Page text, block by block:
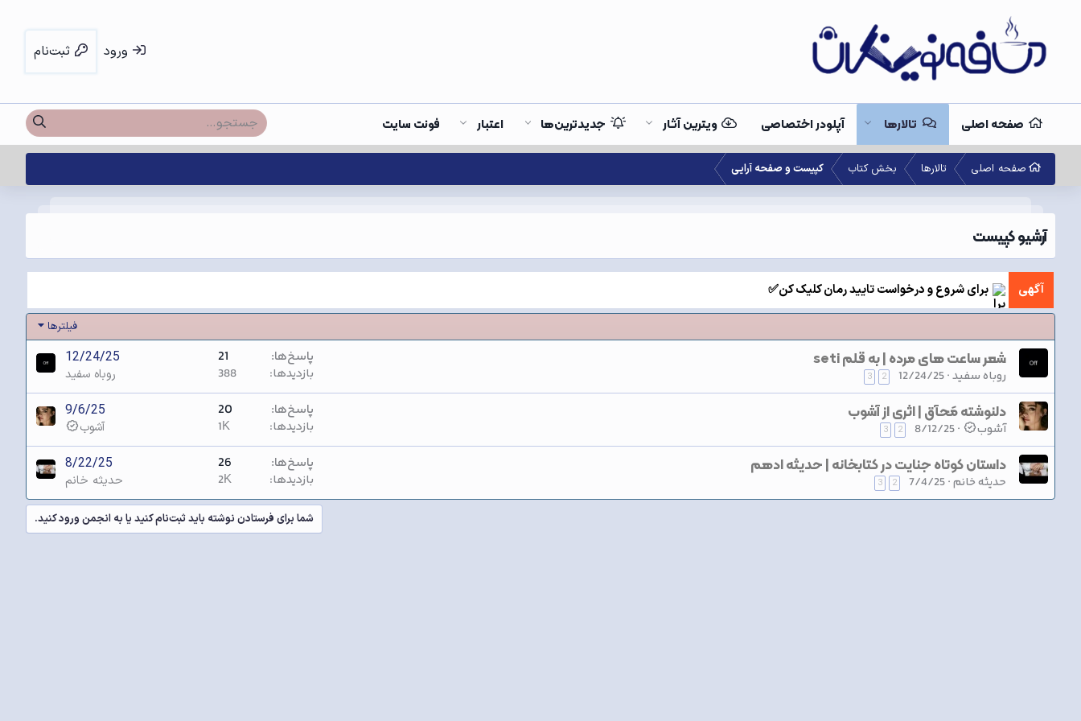
ورود ثبت‌نام
صفحه اصلی تالارها آپلودر اختصاصی ویترین آثار جدیدترین‌ها اعتبار فونت سایت
صفحه اصلی تالارها بخش کتاب کپیست و صفحه آرایی
آرشیو کپیست
آگهی برای شروع و درخواست تایید رمان کلیک کن✅
فیلترها
شعر ساعت های مرده | به قلم seti
روباه سفید 12/24/25
2
3
پاسخ‌ها 21
بازدیدها 388
12/24/25
روباه سفید
دلنوشته مَحآق | اثری از آشوب
آشوب 8/12/25
2
3
پاسخ‌ها 20
بازدیدها 1K
9/6/25
آشوب
داستان کوتاه جنایت در کتابخانه | حدیثه ادهم
حدیثه خانم 7/4/25
2
3
پاسخ‌ها 26
بازدیدها 2K
8/22/25
حدیثه خانم
شما برای فرستادن نوشته باید ثبت‌نام کنید یا به انجمن ورود کنید.